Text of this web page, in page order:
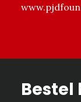
Bestel